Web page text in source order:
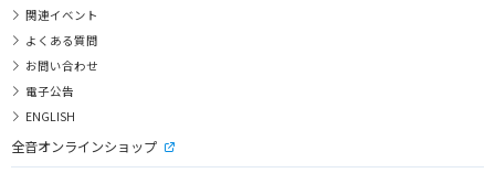
関連イベント
よくある質問
お問い合わせ
電子公告
ENGLISH
全音オンラインショップ